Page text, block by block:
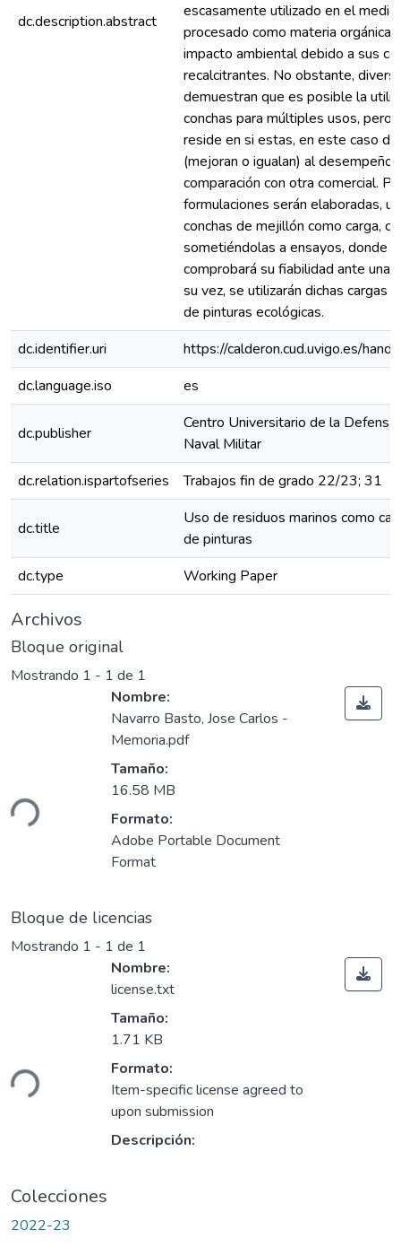
dc.description.abstract
escasamente utilizado en el
procesado como materia
impacto ambiental debido a sus
recalcitrantes. No obstante,
demuestran que es posible la
conchas para múltiples usos, pero
reside en si estas, en este caso
(mejoran o igualan) al desempeño
comparación con otra comercial.
formulaciones serán elaboradas,
conchas de mejillón como carga,
sometiéndolas a ensayos, donde
comprobará su fiabilidad ante una
su vez, se utilizarán dichas cargas
de pinturas ecológicas.
dc.identifier.uri
https://calderon.cud.uvigo.es/
dc.language.iso
es
dc.publisher
Centro Universitario de la Defensa
Naval Militar
dc.relation.ispartofseries
Trabajos fin de grado 22/23; 31
dc.title
Uso de residuos marinos como
de pinturas
dc.type
Working Paper
Archivos
Bloque original
Mostrando 1 - 1 de 1
Nombre:
Navarro Basto, Jose Carlos -
Memoria.pdf
Tamaño:
16.58 MB
Formato:
Adobe Portable Document
Format
Bloque de licencias
Mostrando 1 - 1 de 1
Nombre:
license.txt
Tamaño:
1.71 KB
Formato:
Item-specific license agreed to
upon submission
Descripción:
Colecciones
2022-23